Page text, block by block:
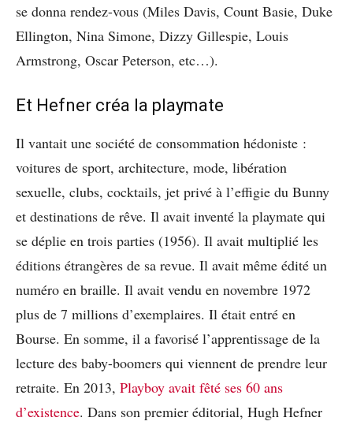
se donna rendez-vous (Miles Davis, Count Basie, Duke
Ellington, Nina Simone, Dizzy Gillespie, Louis
Armstrong, Oscar Peterson, etc…).
Et Hefner créa la playmate
Il vantait une société de consommation hédoniste :
voitures de sport, architecture, mode, libération
sexuelle, clubs, cocktails, jet privé à l’effigie du Bunny
et destinations de rêve. Il avait inventé la playmate qui
se déplie en trois parties (1956). Il avait multiplié les
éditions étrangères de sa revue. Il avait même édité un
numéro en braille. Il avait vendu en novembre 1972
plus de 7 millions d’exemplaires. Il était entré en
Bourse. En somme, il a favorisé l’apprentissage de la
lecture des baby-boomers qui viennent de prendre leur
retraite. En 2013, Playboy avait fêté ses 60 ans
d’existence. Dans son premier éditorial, Hugh Hefner